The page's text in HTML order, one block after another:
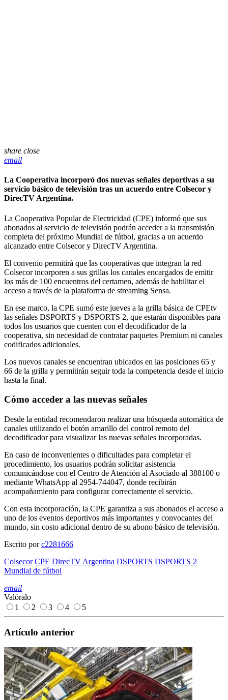
share close
email
La Cooperativa incorporó dos nuevas señales deportivas a su
servicio básico de televisión tras un acuerdo entre Colsecor y
DirecTV Argentina.
La Cooperativa Popular de Electricidad (CPE) informó que sus
abonados al servicio de televisión podrán acceder a la transmisión
completa del próximo Mundial de fútbol, gracias a un acuerdo
alcanzado entre Colsecor y DirecTV Argentina.
El convenio permitirá que las cooperativas que integran la red
Colsecor incorporen a sus grillas los canales encargados de emitir
los más de 100 encuentros del certamen, además de habilitar el
acceso a través de la plataforma de streaming Sensa.
En ese marco, la CPE sumó este jueves a la grilla básica de CPEtv
las señales DSPORTS y DSPORTS 2, que estarán disponibles para
todos los usuarios que cuenten con el decodificador de la
cooperativa, sin necesidad de contratar paquetes Premium ni canales
codificados adicionales.
Los nuevos canales se encuentran ubicados en las posiciones 65 y
66 de la grilla y permitirán seguir toda la competencia desde el inicio
hasta la final.
Cómo acceder a las nuevas señales
Desde la entidad recomendaron realizar una búsqueda automática de
canales utilizando el botón amarillo del control remoto del
decodificador para visualizar las nuevas señales incorporadas.
En caso de inconvenientes o dificultades para completar el
procedimiento, los usuarios podrán solicitar asistencia
comunicándose con el Centro de Atención al Asociado al 388100 o
mediante WhatsApp al 2954-744047, donde recibirán
acompañamiento para configurar correctamente el servicio.
Con esta incorporación, la CPE garantiza a sus abonados el acceso a
uno de los eventos deportivos más importantes y convocantes del
mundo, sin costo adicional dentro de su abono básico de televisión.
Escrito porc2281666
Colsecor CPE DirecTV Argentina DSPORTS DSPORTS 2
Mundial de fútbol
email
Valóralo
1
2 3 4 5
Artículo anterior